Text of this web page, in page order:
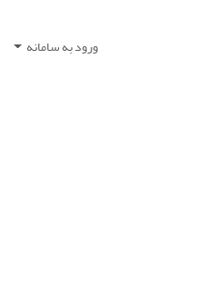
ورود به سامانه